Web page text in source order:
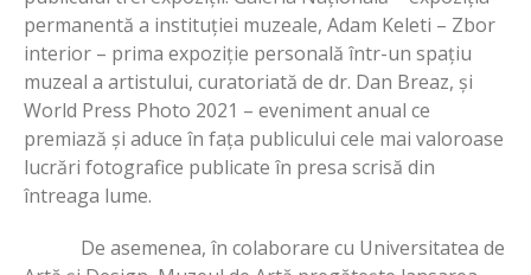
permanentă a instituției muzeale, Adam Keleti – Zbor
interior – prima expoziție personală într-un spațiu
muzeal a artistului, curatoriată de dr. Dan Breaz, și
World Press Photo 2021 – eveniment anual ce
premiază și aduce în fața publicului cele mai valoroase
lucrări fotografice publicate în presa scrisă din
întreaga lume.
De asemenea, în colaborare cu Universitatea de